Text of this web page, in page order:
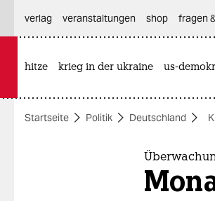
themen
verlag
veranstaltungen shop fragen
hitze krieg in der ukraine us-
Startseite Politik Deutschland